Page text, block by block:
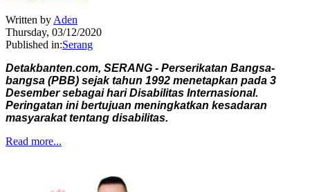
Written by Aden
Thursday, 03/12/2020
Published in:Serang
Detakbanten.com, SERANG - Perserikatan Bangsa-
bangsa (PBB) sejak tahun 1992 menetapkan pada 3
Desember sebagai hari Disabilitas Internasional.
Peringatan ini bertujuan meningkatkan kesadaran
masyarakat tentang disabilitas.
Read more...